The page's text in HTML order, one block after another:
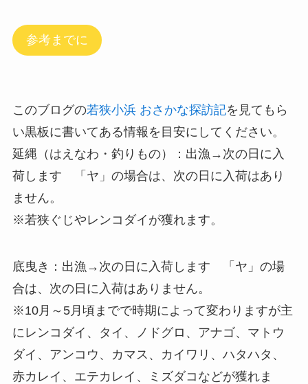
参考までに
このブログの若狭小浜 おさかな探訪記を見てもら
い黒板に書いてある情報を目安にしてください。
延縄（はえなわ・釣りもの）：出漁→次の日に入
荷します 「ヤ」の場合は、次の日に入荷はあり
ません。
※若狭ぐじやレンコダイが獲れます。
底曳き：出漁→次の日に入荷します 「ヤ」の場
合は、次の日に入荷はありません。
※10月～5月頃までで時期によって変わりますが主
にレンコダイ、タイ、ノドグロ、アナゴ、マトウ
ダイ、アンコウ、カマス、カイワリ、ハタハタ、
赤カレイ、エテカレイ、ミズダコなどが獲れま